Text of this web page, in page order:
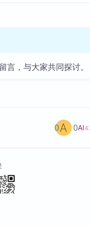
，与大家共同探讨。
AI
0 0